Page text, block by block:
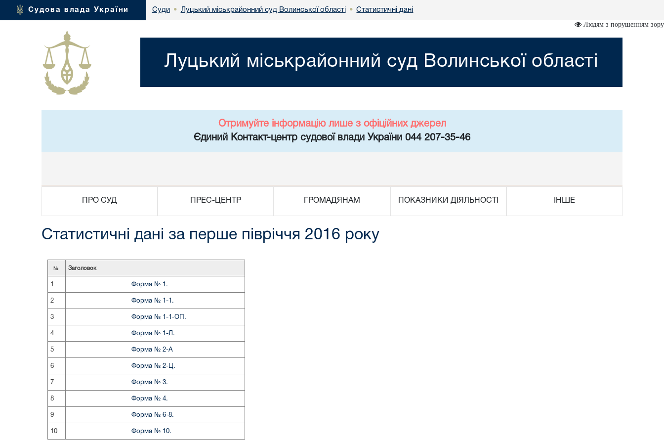
Судова влада України Суди • Луцький міськрайонний суд Волинської області • Статистичні дані
Людям з порушенням зору
Луцький міськрайонний суд Волинської області
Отримуйте інформацію лише з офіційних джерел
Єдиний Контакт-центр судової влади України 044 207-35-46
ПРО СУД ПРЕС-ЦЕНТР ГРОМАДЯНАМ ПОКАЗНИКИ ДІЯЛЬНОСТІ ІНШЕ
Статистичні дані за перше півріччя 2016 року
№ Заголовок
1 Форма № 1.
2 Форма № 1-1.
3 Форма № 1-1-ОП.
4 Форма № 1-Л.
5 Форма № 2-А
6 Форма № 2-Ц.
7 Форма № 3.
8 Форма № 4.
9 Форма № 6-8.
10 Форма № 10.